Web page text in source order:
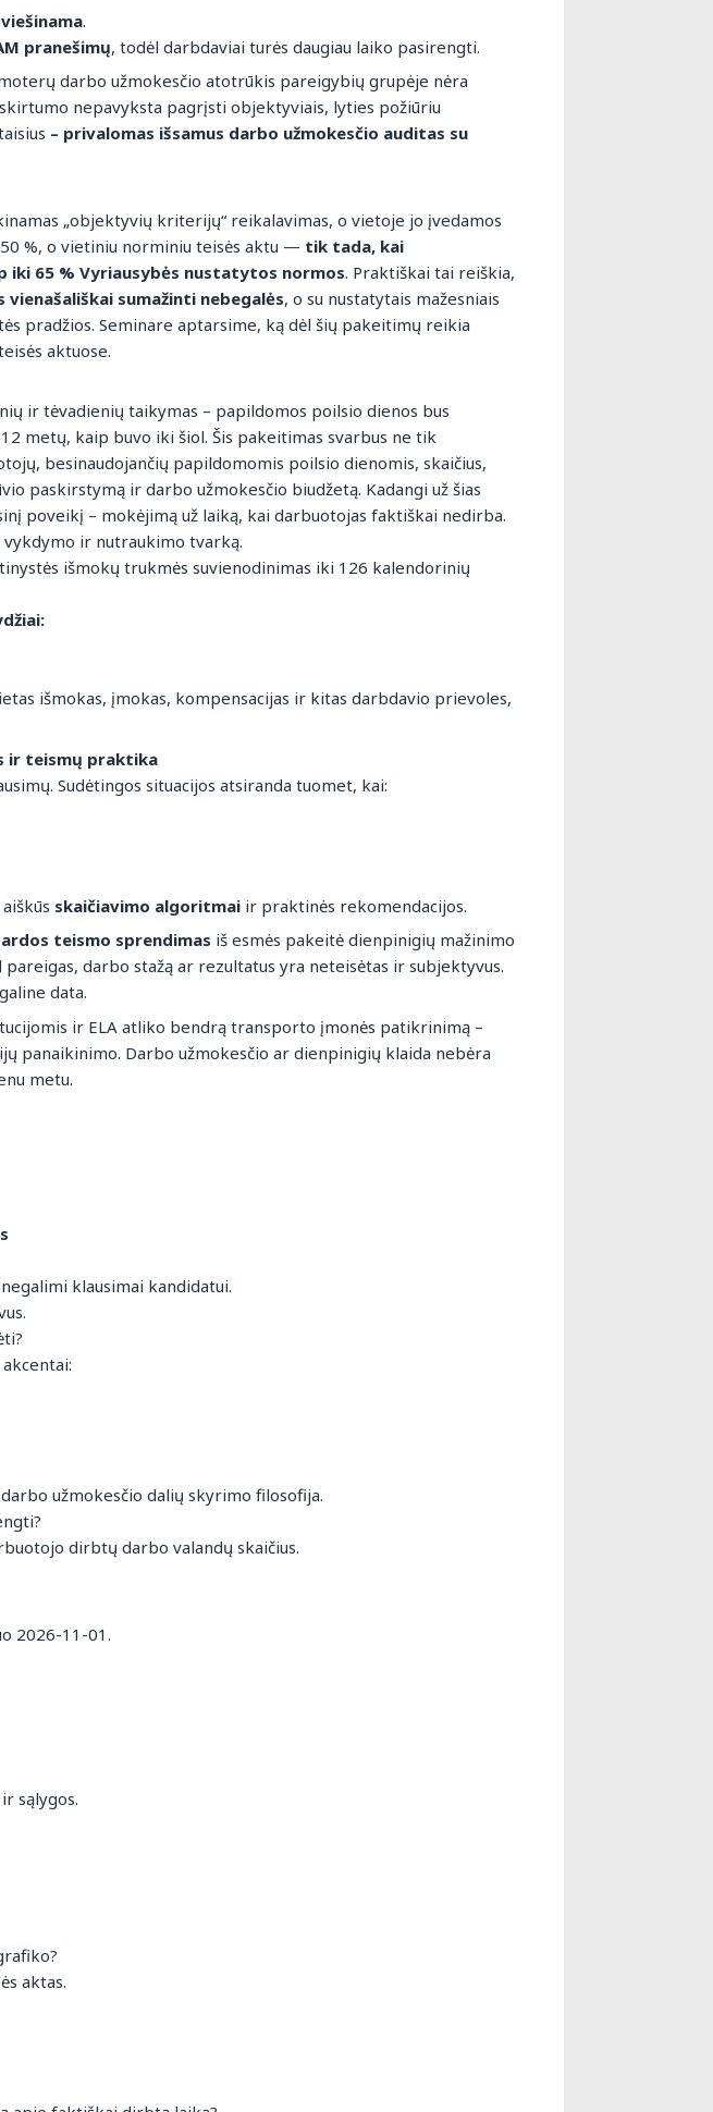
.
pranešimų, todėl darbdaviai turės daugiau laiko pasirengti.
darbo užmokesčio atotrūkis pareigybių grupėje nėra
skirtumo nepavyksta pagrįsti objektyviais, lyties požiūriu
– privalomas išsamus darbo užmokesčio auditas su
„objektyvių kriterijų“ reikalavimas, o vietoje jo įvedamos
%, o vietiniu norminiu teisės aktu — tik tada, kai
iki 65 % Vyriausybės nustatytos normos. Praktiškai tai reiškia,
sumažinti nebegalės, o su nustatytais mažesniais
pradžios. Seminare aptarsime, ką dėl šių pakeitimų reikia
aktuose.
ir tėvadienių taikymas – papildomos poilsio dienos bus
metų, kaip buvo iki šiol. Šis pakeitimas svarbus ne tik
besinaudojančių papildomomis poilsio dienomis, skaičius,
paskirstymą ir darbo užmokesčio biudžetą. Kadangi už šias
poveikį – mokėjimą už laiką, kai darbuotojas faktiškai nedirba.
ir nutraukimo tvarką.
išmokų trukmės suvienodinimas iki 126 kalendorinių
išmokas, įmokas, kompensacijas ir kitas darbdavio prievoles,
ir teismų praktika
Sudėtingos situacijos atsiranda tuomet, kai:
skaičiavimo algoritmaiir praktinės rekomendacijos.
teismo sprendimas iš esmės pakeitė dienpinigių mažinimo
darbo stažą ar rezultatus yra neteisėtas ir subjektyvus.
data.
ir ELA atliko bendrą transporto įmonės patikrinimą –
panaikinimo. Darbo užmokesčio ar dienpinigių klaida nebėra
metu.
klausimai kandidatui.
užmokesčio dalių skyrimo filosofija.
dirbtų darbo valandų skaičius.
2026-11-01.
sąlygos.
aktas.